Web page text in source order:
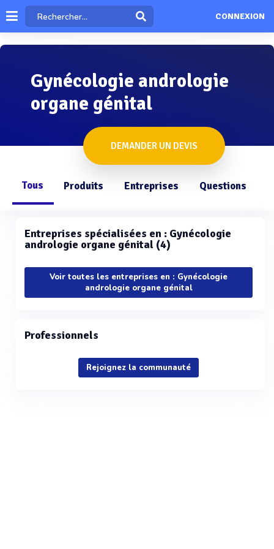
CONNEXION
Gynécologie andrologie
organe génital
DEMANDER UN DEVIS
Tous Produits Entreprises Questions
Entreprises spécialisées en : Gynécologie
andrologie organe génital (4)
Voir toutes les entreprises en : Gynécologie
andrologie organe génital
Professionnels
Rejoignez la communauté